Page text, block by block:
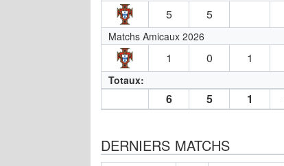
5 5
Matchs Amicaux 2026
1 0 1
Totaux:
6 5 1
DERNIERS MATCHS